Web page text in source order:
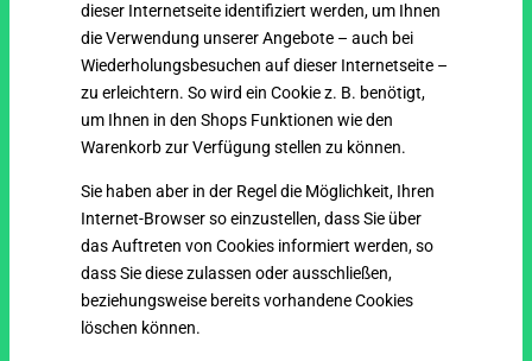
dieser Internetseite identifiziert werden, um Ihnen
die Verwendung unserer Angebote – auch bei
Wiederholungsbesuchen auf dieser Internetseite –
zu erleichtern. So wird ein Cookie z. B. benötigt,
um Ihnen in den Shops Funktionen wie den
Warenkorb zur Verfügung stellen zu können.
Sie haben aber in der Regel die Möglichkeit, Ihren
Internet-Browser so einzustellen, dass Sie über
das Auftreten von Cookies informiert werden, so
dass Sie diese zulassen oder ausschließen,
beziehungsweise bereits vorhandene Cookies
löschen können.